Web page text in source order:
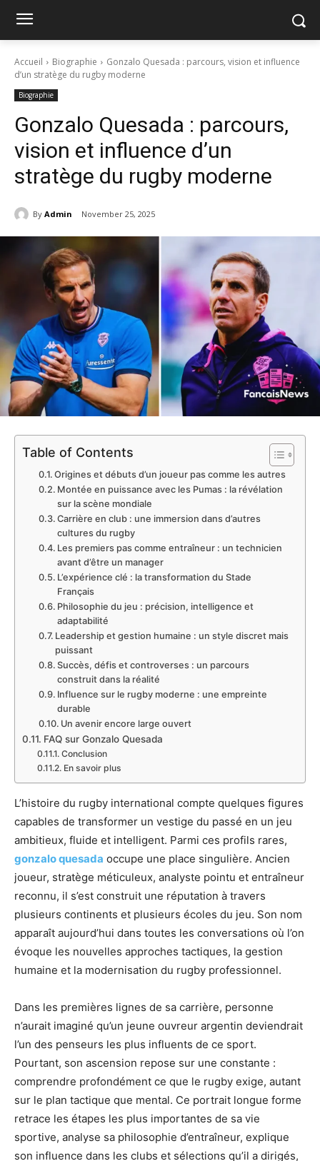
Accueil Biographie
Gonzalo Quesada : parcours, vision et influence
d’un stratège du rugby moderne
Biographie
Gonzalo Quesada : parcours,
vision et influence d’un
stratège du rugby moderne
By Admin November 25, 2025
Table of Contents
Origines et débuts d’un joueur pas comme les autres
Montée en puissance avec les Pumas : la révélation
sur la scène mondiale
Carrière en club : une immersion dans d’autres
cultures du rugby
Les premiers pas comme entraîneur : un technicien
avant d’être un manager
L’expérience clé : la transformation du Stade
Français
Philosophie du jeu : précision, intelligence et
adaptabilité
Leadership et gestion humaine : un style discret mais
puissant
Succès, défis et controverses : un parcours
construit dans la réalité
Influence sur le rugby moderne : une empreinte
durable
Un avenir encore large ouvert
FAQ sur Gonzalo Quesada
Conclusion
En savoir plus
L’histoire du rugby international compte quelques figures
capables de transformer un vestige du passé en un jeu
ambitieux, fluide et intelligent. Parmi ces profils rares,
gonzalo quesada occupe une place singulière. Ancien
joueur, stratège méticuleux, analyste pointu et entraîneur
reconnu, il s’est construit une réputation à travers
plusieurs continents et plusieurs écoles du jeu. Son nom
apparaît aujourd’hui dans toutes les conversations où l’on
évoque les nouvelles approches tactiques, la gestion
humaine et la modernisation du rugby professionnel.
Dans les premières lignes de sa carrière, personne
n’aurait imaginé qu’un jeune ouvreur argentin deviendrait
l’un des penseurs les plus influents de ce sport.
Pourtant, son ascension repose sur une constante :
comprendre profondément ce que le rugby exige, autant
sur le plan tactique que mental. Ce portrait longue forme
retrace les étapes les plus importantes de sa vie
sportive, analyse sa philosophie d’entraîneur, explique
son influence dans les clubs et sélections qu’il a dirigés,